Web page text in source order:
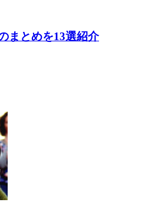
まとめを13選紹介